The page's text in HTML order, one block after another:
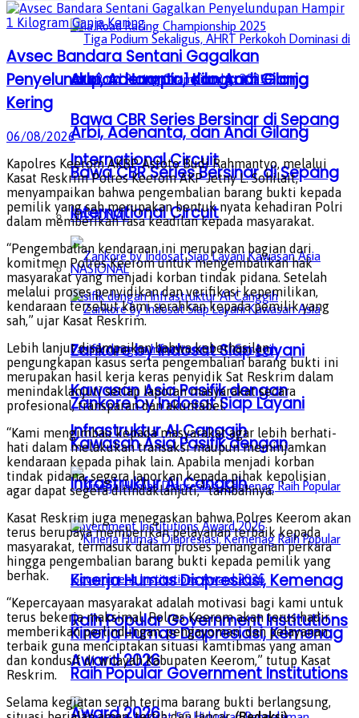
Arbi, Adenanta, dan Andi Gilang
Bawa CBR Series Bersinar di Sepang
International Circuit
NASIONAL
Zankore by Indosat Siap Layani
Kawasan Asia Pasifik dengan
Infrastruktur AI Canggih
Kinerja Humas Diapresiasi, Kemenag
Raih Popular Government Institutions
Award 2026
Arbi, Adenanta, dan Andi Gilang
Bawa CBR Series Bersinar di Sepang
International Circuit
NASIONAL
Zankore by Indosat Siap Layani
Kawasan Asia Pasifik dengan
Infrastruktur AI Canggih
Kinerja Humas Diapresiasi, Kemenag
Raih Popular Government Institutions
Award 2026
Avsec Bandara Sentani Gagalkan
Penyelundupan Hampir 1 Kilogram Ganja
Kering
06/08/2026
Kapolres Keerom AKBP Astoto Budi Rahmantyo, melalui
Kasat Reskrim Polres Keerom AKP Jetny L. Sohilait,
menyampaikan bahwa pengembalian barang bukti kepada
pemilik yang sah merupakan bentuk nyata kehadiran Polri
dalam memberikan rasa keadilan kepada masyarakat.
“Pengembalian kendaraan ini merupakan bagian dari
komitmen Polres Keerom untuk mengembalikan hak
masyarakat yang menjadi korban tindak pidana. Setelah
melalui proses penyidikan dan verifikasi kepemilikan,
kendaraan tersebut kami serahkan kepada pemilik yang
sah,” ujar Kasat Reskrim.
Lebih lanjut disampaikan bahwa keberhasilan
pengungkapan kasus serta pengembalian barang bukti ini
merupakan hasil kerja keras penyidik Sat Reskrim dalam
menindaklanjuti setiap laporan masyarakat secara
profesional, transparan dan akuntabel.
“Kami mengimbau kepada masyarakat agar lebih berhati-
hati dalam melakukan transaksi maupun meminjamkan
kendaraan kepada pihak lain. Apabila menjadi korban
tindak pidana, segera laporkan kepada pihak kepolisian
agar dapat segera ditindaklanjuti,” tambahnya.
Kasat Reskrim juga menegaskan bahwa Polres Keerom akan
terus berupaya memberikan pelayanan terbaik kepada
masyarakat, termasuk dalam proses penanganan perkara
hingga pengembalian barang bukti kepada pemilik yang
berhak.
“Kepercayaan masyarakat adalah motivasi bagi kami untuk
terus bekerja maksimal. Polres Keerom akan terus hadir
memberikan perlindungan, pengayoman, dan pelayanan
terbaik guna menciptakan situasi kamtibmas yang aman
dan kondusif di wilayah Kabupaten Keerom,” tutup Kasat
Reskrim.
Selama kegiatan serah terima barang bukti berlangsung,